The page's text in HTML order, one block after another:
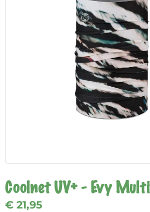
Coolnet UV+ - Evy Multi
€ 21,95